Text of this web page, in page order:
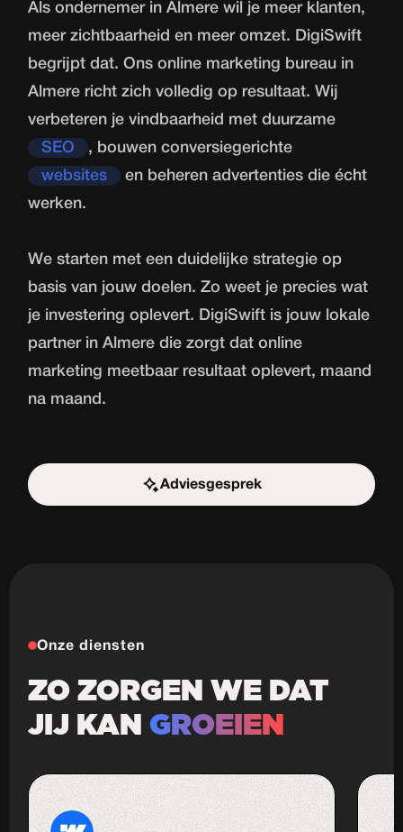
Als ondernemer in Almere wil je meer klanten,
meer zichtbaarheid en meer omzet. DigiSwift
begrijpt dat. Ons online marketing bureau in
Almere richt zich volledig op resultaat. Wij
verbeteren je vindbaarheid met duurzame
SEO
, bouwen conversiegerichte
websites
en beheren advertenties die écht
werken.
We starten met een duidelijke strategie op
basis van jouw doelen. Zo weet je precies wat
je investering oplevert. DigiSwift is jouw lokale
partner in Almere die zorgt dat online
marketing meetbaar resultaat oplevert, maand
na maand.
Adviesgesprek
Start de uitdaging
Onze diensten
ZO ZORGEN WE DAT
JIJ KANGROEIEN